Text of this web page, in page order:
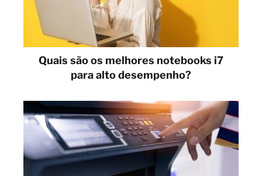
Quais são os melhores notebooks i7
para alto desempenho?